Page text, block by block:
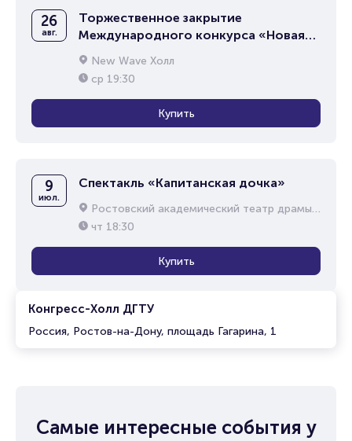
Конгресс-Холл ДГТУ
Россия, Ростов-на-Дону, площадь Гагарина, 1
26
авг.
Торжественное закрытие
Международного конкурса «Новая
волна 2026»
New Wave Холл
ср 19:30
Купить
9
июл.
Спектакль «Капитанская дочка»
Ростовский академический театр драмы им. М.Горького
чт 18:30
Купить
Самые интересные события у